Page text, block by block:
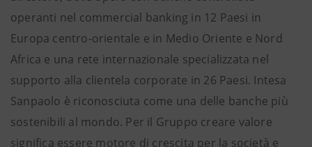
operanti nel commercial banking in 12 Paesi in
Europa centro-orientale e in Medio Oriente e Nord
Africa e una rete internazionale specializzata nel
supporto alla clientela corporate in 26 Paesi. Intesa
Sanpaolo è riconosciuta come una delle banche più
sostenibili al mondo. Per il Gruppo creare valore
significa essere motore di crescita per la società e